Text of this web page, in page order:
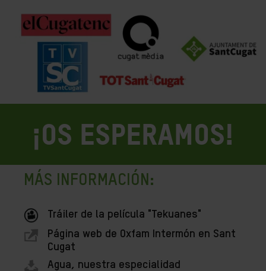
¡OS ESPERAMOS!
MÁS INFORMACIÓN:
Tráiler de la película "Tekuanes"
Página web de Oxfam Intermón en Sant
Cugat
Agua, nuestra especialidad